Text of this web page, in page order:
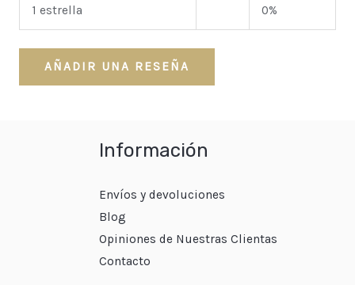
1 estrella 0%
AÑADIR UNA RESEÑA
Información
Envíos y devoluciones
Blog
Opiniones de Nuestras Clientas
Contacto